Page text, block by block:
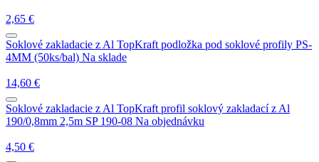
2,65 €
Soklové zakladacie z Al TopKraft podložka pod soklové profily PS-
4MM (50ks/bal) Na sklade
14,60 €
Soklové zakladacie z Al TopKraft profil soklový zakladací z Al
190/0,8mm 2,5m SP 190-08 Na objednávku
4,50 €